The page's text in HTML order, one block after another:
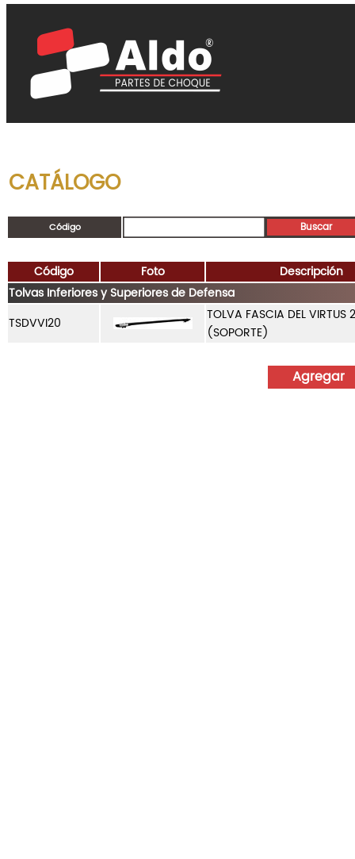
CATÁLOGO
Código
Código Foto
Descripción
Tolvas Inferiores y Superiores de Defensa
TSDVVI20
TOLVA FASCIA DEL VIRTUS
(SOPORTE)